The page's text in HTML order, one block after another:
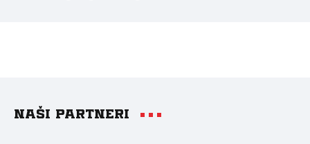
Naši partneri